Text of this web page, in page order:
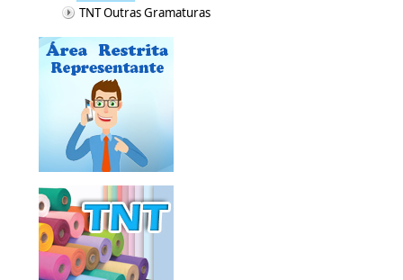
TNT Outras Gramaturas